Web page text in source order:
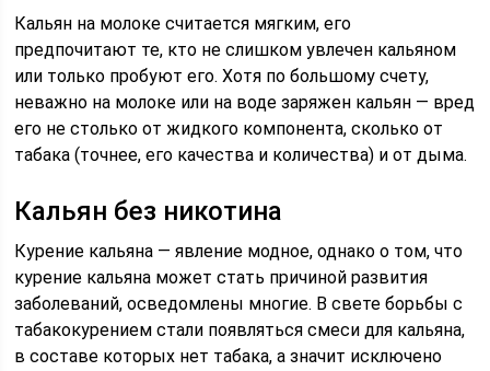
Кальян на молоке считается мягким, его
предпочитают те, кто не слишком увлечен кальяном
или только пробуют его. Хотя по большому счету,
неважно на молоке или на воде заряжен кальян — вред
его не столько от жидкого компонента, сколько от
табака (точнее, его качества и количества) и от дыма.
Кальян без никотина
Курение кальяна — явление модное, однако о том, что
курение кальяна может стать причиной развития
заболеваний, осведомлены многие. В свете борьбы с
табакокурением стали появляться смеси для кальяна,
в составе которых нет табака, а значит исключено